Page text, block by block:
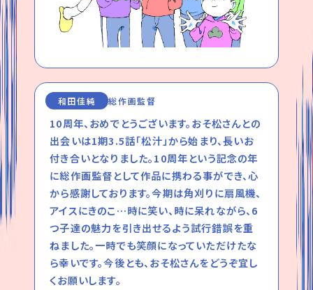
和田佳純 総作画監督
10周年、おめでとうございます。おそ松さんとの
出会いは1期3.5話「松汁」から始まり、長いお
付き合いとなりました。10周年という記念の年
に総作画監督として作品に携わる事ができ、心
から感謝しております。今期は角刈りに扇風機、
アイスにきのこ…時に笑い、時に呆れながら、6
つ子達の魅力を引き出せるよう試行錯誤を重
ねました。一時でも笑顔になっていただけたな
ら幸いです。今後とも、おそ松さんをどうぞ宜し
くお願いします。